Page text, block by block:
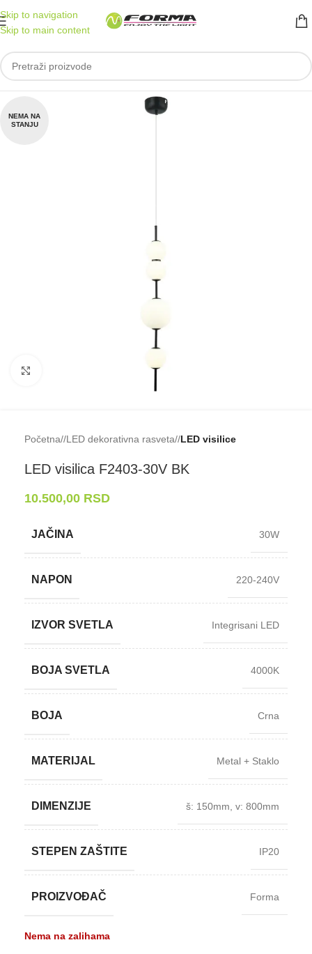
Skip to navigation
Skip to main content
NEMA NA
STANJU
Početna/ LED dekorativna rasveta/ LED visilice
LED visilica F2403-⁠30V BK
10.500,00 RSD
JAČINA 30W
NAPON 220-240V
IZVOR SVETLA Integrisani LED
BOJA SVETLA 4000K
BOJA Crna
MATERIJAL Metal + Staklo
DIMENZIJE š: 150mm v: 800mm
STEPEN ZAŠTITE IP20
PROIZVOĐAČ Forma
Nema na zalihama